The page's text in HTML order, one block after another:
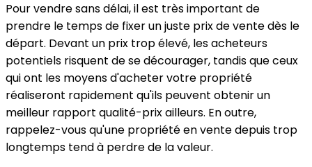
Pour vendre sans délai, il est très important de
prendre le temps de fixer un juste prix de vente dès le
départ. Devant un prix trop élevé, les acheteurs
potentiels risquent de se décourager, tandis que ceux
qui ont les moyens d'acheter votre propriété
réaliseront rapidement qu'ils peuvent obtenir un
meilleur rapport qualité-prix ailleurs. En outre,
rappelez-vous qu'une propriété en vente depuis trop
longtemps tend à perdre de la valeur.